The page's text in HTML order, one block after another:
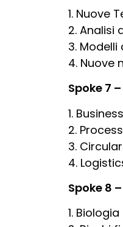
1. Nuove
2. Analisi
3.
4. Nuove
Spoke 7
1.
2.
3.
4.
Spoke 8
1.